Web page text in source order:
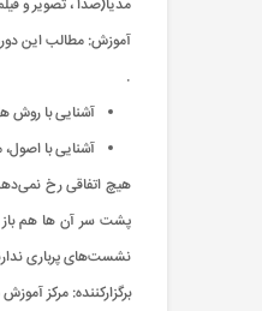
مدیا(صدا ، تصویر و
آموزش: مطالب این دوره در 140 ساعت به صورت بسته آموزشی
.
آشنایی با روش
آشنایی با اصول،
هیچ اتفاقی رخ
پشت سر آن ها هم باز
نشست‌های پرباری
برگزارکننده: مرکز